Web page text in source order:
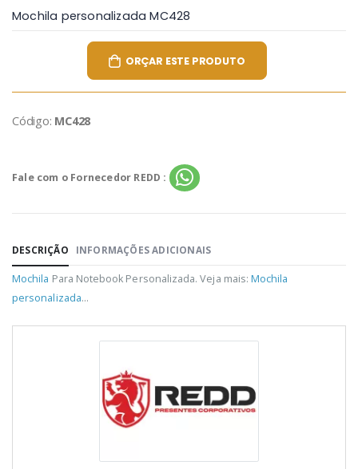
Mochila personalizada MC428
ORÇAR ESTE PRODUTO
Código: MC428
Fale com o Fornecedor REDD :
DESCRIÇÃO INFORMAÇÕES ADICIONAIS
Mochila Para Notebook Personalizada. Veja mais:Mochila
personalizada...